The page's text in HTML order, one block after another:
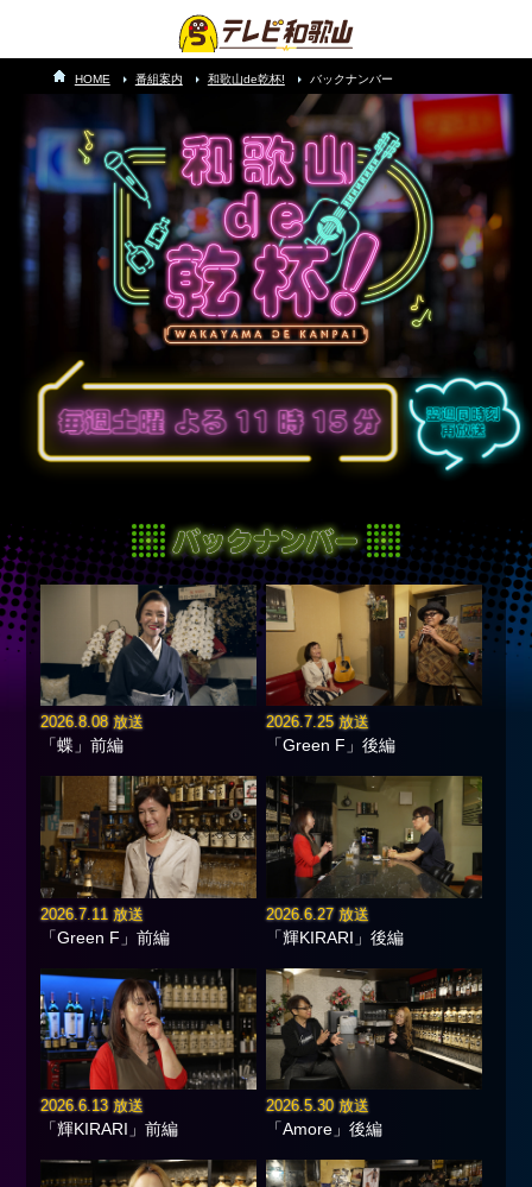
HOME 番組案内 和歌山de乾杯! バックナンバー
2026.8.08 放送
「蝶」前編
2026.7.25 放送
「Green F」後編
2026.7.11 放送
「Green F」前編
2026.6.27 放送
「輝KIRARI」後編
2026.6.13 放送
「輝KIRARI」前編
2026.5.30 放送
「Amore」後編